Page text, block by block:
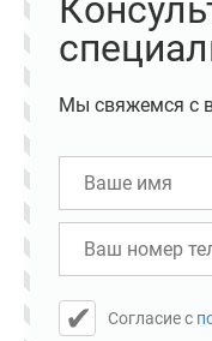
Мы свяжемся с
Cогласие с